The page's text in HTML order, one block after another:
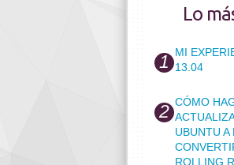
Lo
MI
13.04
CÓMO
UBUNTU A
ROLLING